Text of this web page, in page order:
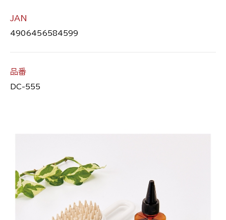
JAN
4906456584599
品番
DC-555